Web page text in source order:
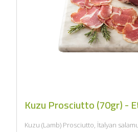
Kuzu Prosciutto (70gr) -
Kuzu (Lamb) Prosciutto, İtalyan